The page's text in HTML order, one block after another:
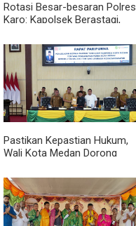
Rotasi Besar-besaran Polres
Karo: Kapolsek Berastagi,
Berganti Wajah
Pastikan Kepastian Hukum,
Wali Kota Medan Dorong
Kemasyarakatan